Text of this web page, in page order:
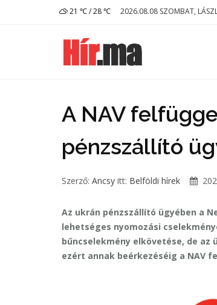
21 ℃ / 28 ℃ 2026.08.08 SZOMBAT,
A NAV
pénzszállító
Szerző: Ancsy itt: Belföldi hírek
Az ukrán pénzszállító ügyében a
lehetséges nyomozási
bűncselekmény elkövetése, de az
ezért annak beérkezéséig a NAV